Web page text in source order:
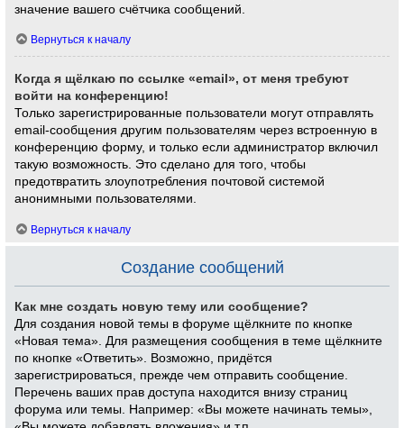
значение вашего счётчика сообщений.
Вернуться к началу
Когда я щёлкаю по ссылке «email», от меня требуют
войти на конференцию!
Только зарегистрированные пользователи могут отправлять
email-сообщения другим пользователям через встроенную в
конференцию форму, и только если администратор включил
такую возможность. Это сделано для того, чтобы
предотвратить злоупотребления почтовой системой
анонимными пользователями.
Вернуться к началу
Создание сообщений
Как мне создать новую тему или сообщение?
Для создания новой темы в форуме щёлкните по кнопке
«Новая тема». Для размещения сообщения в теме щёлкните
по кнопке «Ответить». Возможно, придётся
зарегистрироваться, прежде чем отправить сообщение.
Перечень ваших прав доступа находится внизу страниц
форума или темы. Например: «Вы можете начинать темы»,